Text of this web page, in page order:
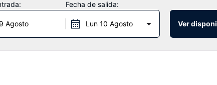
a tu disposición. Encontrarás además conexión a Internet wifi
gratuito llega hasta a 5 millas de distancia.
de este complejo turístico, cuando quieras comer algo. El
Agosto
Fecha de salida:
Lun 10 Agosto Ver